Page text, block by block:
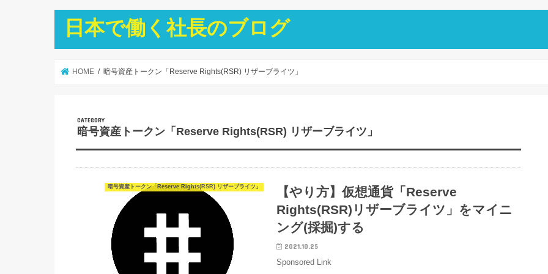
日本で働く社長のブログ
HOME 暗号資産トークン「Reserve Rights(RSR) リザーブライツ」
暗号資産トークン「Reserve Rights(RSR) リザーブライツ」
暗号資産トークン「Reserve Rights(RSR) リザーブライツ」
【やり方】仮想通貨「Reserve
Rights(RSR)リザーブライツ」をマイニ
ング(採掘)する
2021.10.25
Sponsored Link